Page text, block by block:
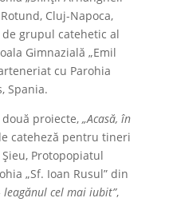
Cluj-Napoca,
grupul catehetic al
Gimnazială „Emil
cu Parohia
Spania.
proiecte, „Acasă, în
cateheză pentru tineri
Protopopiatul
„Sf. Ioan Rusul” din
leagănul cel mai iubit”,